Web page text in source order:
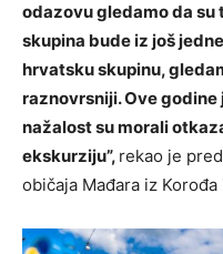
odazovu gledamo da su
skupina bude iz još
hrvatsku skupinu,
raznovrsniji. Ove
nažalost su morali
ekskurziju”, rekao je
običaja Mađara iz